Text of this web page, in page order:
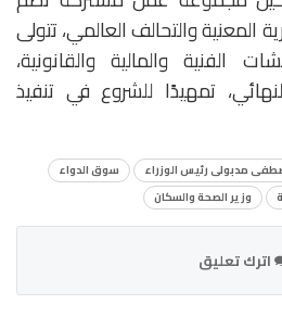
المعنية والتحالف العالمي، تتولى
الفنية والمالية والقانونية،
تمهيدًا للشروع في تنفيذ
مدبولى رئيس الوزراء
سوق الدواء
وزير الصحة والسكان
اترك تعليق